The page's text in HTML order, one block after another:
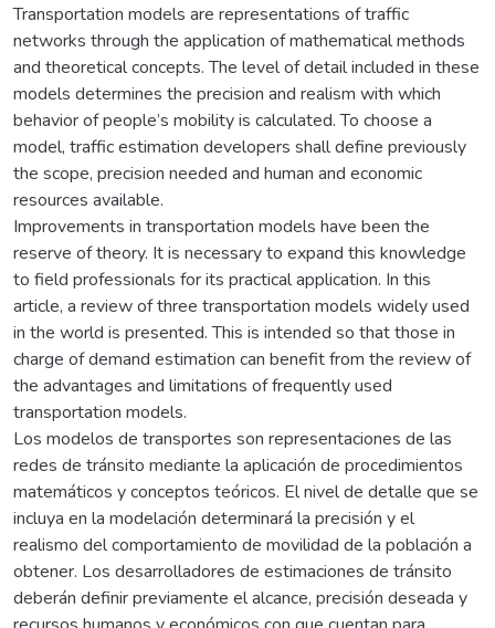
Transportation models are representations of traffic
networks through the application of mathematical methods
and theoretical concepts. The level of detail included in these
models determines the precision and realism with which
behavior of people’s mobility is calculated. To choose a
model, traffic estimation developers shall define previously
the scope, precision needed and human and economic
resources available.
Improvements in transportation models have been the
reserve of theory. It is necessary to expand this knowledge
to field professionals for its practical application. In this
article, a review of three transportation models widely used
in the world is presented. This is intended so that those in
charge of demand estimation can benefit from the review of
the advantages and limitations of frequently used
transportation models.
Los modelos de transportes son representaciones de las
redes de tránsito mediante la aplicación de procedimientos
matemáticos y conceptos teóricos. El nivel de detalle que se
incluya en la modelación determinará la precisión y el
realismo del comportamiento de movilidad de la población a
obtener. Los desarrolladores de estimaciones de tránsito
deberán definir previamente el alcance, precisión deseada y